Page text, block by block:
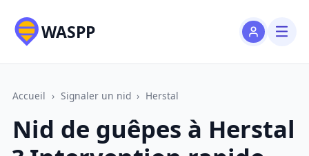
WASPP
Accueil › Signaler un nid › Herstal
Nid de guêpes à Herstal